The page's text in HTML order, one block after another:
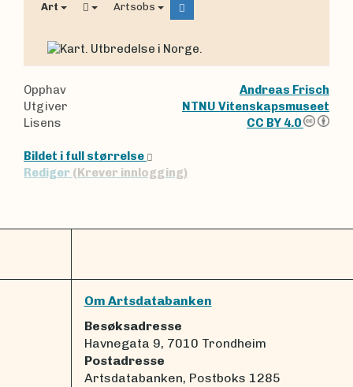
Art Artsobs
Opphav
Andreas Frisch
Utgiver
NTNU Vitenskapsmuseet
Lisens
CC BY 4.0
Bildet i full størrelse
Rediger (Krever innlogging)
Om Artsdatabanken
Besøksadresse
Havnegata 9, 7010 Trondheim
Postadresse
Artsdatabanken, Postboks 1285